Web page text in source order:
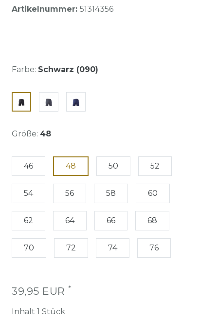
Artikelnummer: 51314356
Farbe: Schwarz (090)
Größe: 48
46 48 50 52
54 56 58 60
62 64 66 68
70 72 74 76
39,95 EUR *
Inhalt 1 Stück